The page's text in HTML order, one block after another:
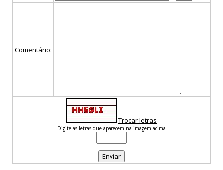
Comentário:
Trocar letras
Digite as letras que aparecem na imagem acima